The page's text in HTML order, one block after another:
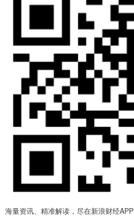
海量资讯、精准解读，尽在新浪财经APP